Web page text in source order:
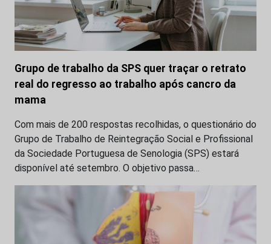
Grupo de trabalho da SPS quer traçar o retrato
real do regresso ao trabalho após cancro da
mama
Com mais de 200 respostas recolhidas, o questionário do
Grupo de Trabalho de Reintegração Social e Profissional
da Sociedade Portuguesa de Senologia (SPS) estará
disponível até setembro. O objetivo passa…